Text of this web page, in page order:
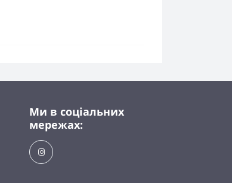
Ми в соціальних
мережах: